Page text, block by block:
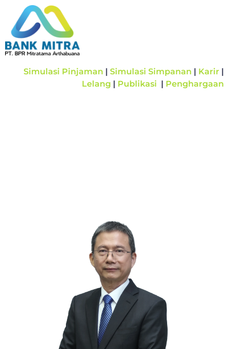
Simulasi Pinjaman | Simulasi Simpanan | Karir |
Lelang | Publikasi | Penghargaan